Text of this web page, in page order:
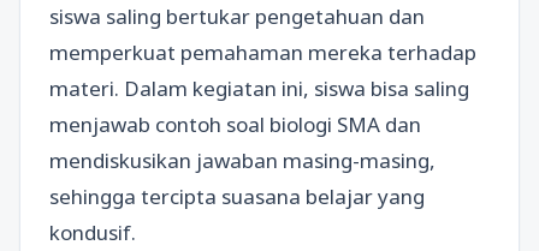
siswa saling bertukar pengetahuan dan
memperkuat pemahaman mereka terhadap
materi. Dalam kegiatan ini, siswa bisa saling
menjawab contoh soal biologi SMA dan
mendiskusikan jawaban masing-masing,
sehingga tercipta suasana belajar yang
kondusif.